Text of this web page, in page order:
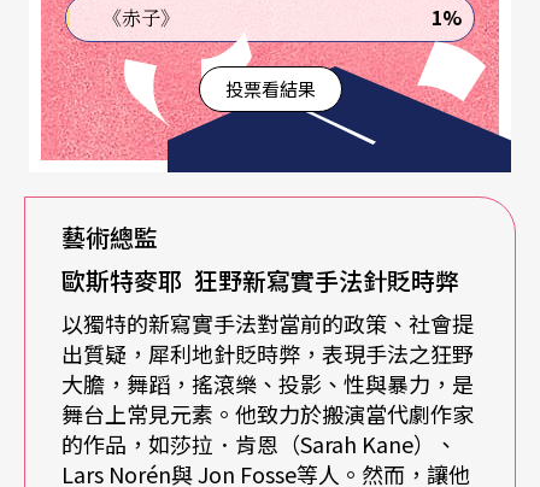
共同的決定權。
在演出上，胥坦主張謹慎地處理文字，精確地提出
心理詮釋（註2），因此，每齣戲都是他與演員們以
修道士般刻苦耐勞的精神共同鑽研劇本的成果。胥
坦民主開放的作風，以及與演員同甘苦共患難的工
作方式，不但造就了一批優秀演員，更對德國戲劇
新生代起了深遠的影響。而對文本的理性探索，儼
然成了該劇院的風格與傳統。一位資深演員曾笑談
道：「當初連看門人都拿著演出文本在讀，知道我
們每場戲在演什麼呢！」（註3）由此可見，該劇院
《赤子》 1%
投票看結果
藝術總監
歐斯特麥耶 狂野新寫實手法針貶時弊
以獨特的新寫實手法對當前的政策、社會提
出質疑，犀利地針貶時弊，表現手法之狂野
大膽，舞蹈，搖滾樂、投影、性與暴力，是
舞台上常見元素。他致力於搬演當代劇作家
的作品，如莎拉．肯恩（Sarah Kane）、
Lars Norén與 Jon Fosse等人。然而，讓他